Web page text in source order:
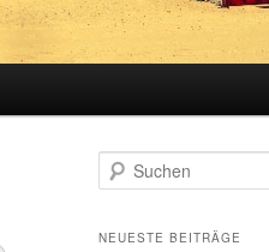
u
h
NEUESTE BEITRÄGE